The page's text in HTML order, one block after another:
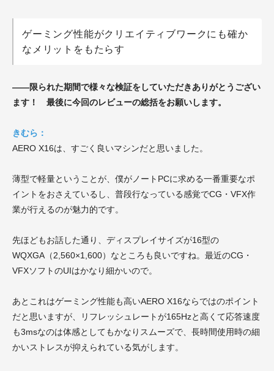
ゲーミング性能がクリエイティブワークにも確か
なメリットをもたらす
——限られた期間で様々な検証をしていただきありがとうござい
ます！ 最後に今回のレビューの総括をお願いします。
きむら：
AERO X16は、すごく良いマシンだと思いました。
薄型で軽量ということが、僕がノートPCに求める一番重要なポ
イントをおさえているし、普段行なっている感覚でCG・VFX作
業が行えるのが魅力的です。
先ほどもお話した通り、ディスプレイサイズが16型の
WQXGA（2,560×1,600）なところも良いですね。最近のCG・
VFXソフトのUIはかなり細かいので。
あとこれはゲーミング性能も高いAERO X16ならではのポイント
だと思いますが、リフレッシュレートが165Hzと高くて応答速度
も3msなのは体感としてもかなりスムーズで、長時間使用時の細
かいストレスが抑えられている気がします。